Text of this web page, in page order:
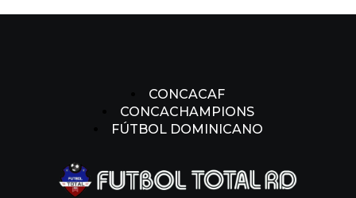
CONCACAF
CONCACHAMPIONS
FÚTBOL DOMINICANO